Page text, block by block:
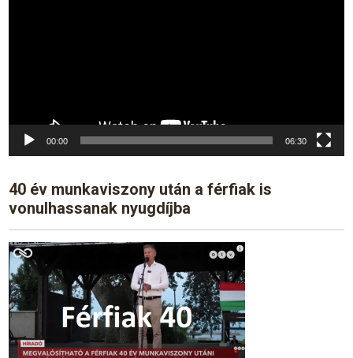
00:00 06:30
40 év munkaviszony után a férfiak is
vonulhassanak nyugdíjba